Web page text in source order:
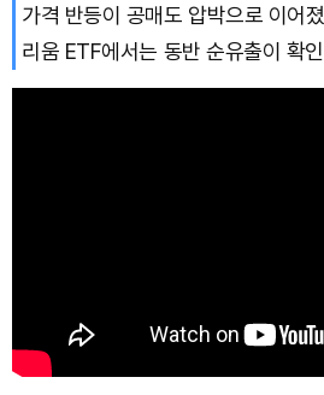
가격 반등이 공매도 압박으로 이어
리움 ETF에서는 동반 순유출이 확